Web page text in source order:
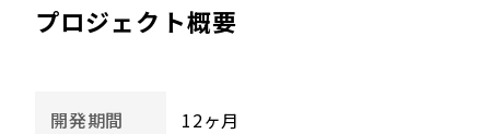
プロジェクト概要
開発期間 12ヶ月